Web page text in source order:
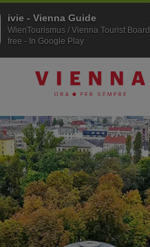
ivie - Vienna Guide
WienTourismus / Vienna Tourist Board
free - In Google Play